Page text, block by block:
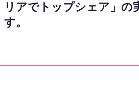
リアでトップシェア」の
す。